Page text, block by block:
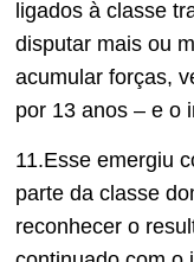
ligados à classe
disputar mais ou
acumular forças,
por 13 anos – e o
11.Esse emergiu
parte da classe
reconhecer o